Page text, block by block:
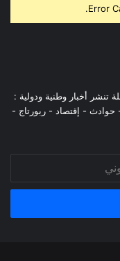
Error
تنشر أخبار وطنية ودولية :
حوادث - إقتصاد - ربورتاج -